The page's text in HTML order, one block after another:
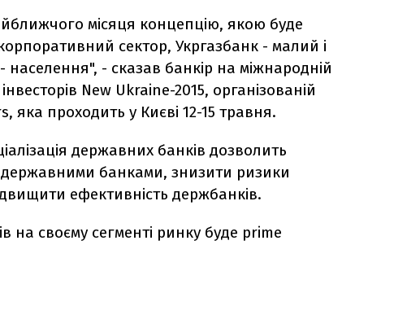
місяця концепцію, якою буде
сектор, Укргазбанк - малий і
населення", - сказав банкір на міжнародній
New Ukraine-2015, організованій
яка проходить у Києві 12-15 травня.
державних банків дозволить
банками, знизити ризики
ефективність держбанків.
на своєму сегменті ринку буде prime